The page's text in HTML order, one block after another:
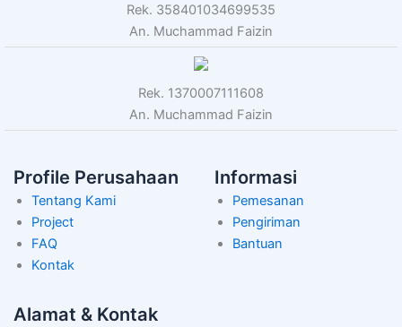
Rek. 358401034699535
An. Muchammad Faizin
Rek. 1370007111608
An. Muchammad Faizin
Profile Perusahaan
Tentang Kami
Project
FAQ
Kontak
Informasi
Pemesanan
Pengiriman
Bantuan
Alamat & Kontak